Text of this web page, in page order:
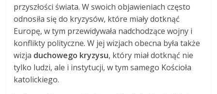
przyszłości świata. W swoich objawieniach często
odnosiła się do kryzysów, które miały dotknąć
Europę, w tym przewidywała nadchodzące wojny i
konflikty polityczne. W jej wizjach obecna była także
wizja duchowego kryzysu, który miał dotknąć nie
tylko ludzi, ale i instytucji, w tym samego Kościoła
katolickiego.